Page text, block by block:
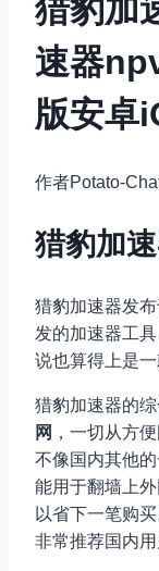
猎豹加
速器
版安卓
作者Potato-
猎豹加
猎豹加速器发
发的加速器工
说也算得上是一
猎豹加速器的
网 ，一切从方
不像国内其他
能用于翻墙上
以省下一笔购
非常推荐国内用